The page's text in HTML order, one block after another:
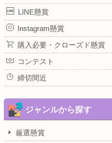
LINE懸賞
Instagram懸賞
購入必要・クローズド懸賞
コンテスト
締切間近
ジャンルから探す
厳選懸賞